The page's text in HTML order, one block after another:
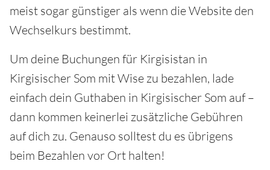
meist sogar günstiger als wenn die Website den
Wechselkurs bestimmt.
Um deine Buchungen für Kirgisistan in
Kirgisischer Som mit Wise zu bezahlen, lade
einfach dein Guthaben in Kirgisischer Som auf –
dann kommen keinerlei zusätzliche Gebühren
auf dich zu. Genauso solltest du es übrigens
beim Bezahlen vor Ort halten!